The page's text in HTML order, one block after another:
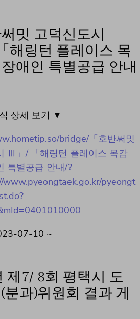
써밋 고덕신도시
해링턴 플레이스 목
애인 특별공급 안내
상세 보기 ▼
bridge/「호반써밋
Ⅲ」/ 「해링턴 플레이스 목감
특별공급 안내/?
www.pyeongtaek.go.kr/pyeongt
07-10 ~
제7/ 8회 평택시 도
분과)위원회 결과 게